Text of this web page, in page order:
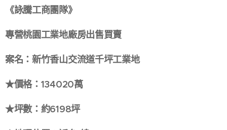
《詠騰工商團隊》
專營桃園工業地廠房出售買賣
案名：新竹香山交流道千坪工業地
★價格：134020萬
★坪數：約6198坪